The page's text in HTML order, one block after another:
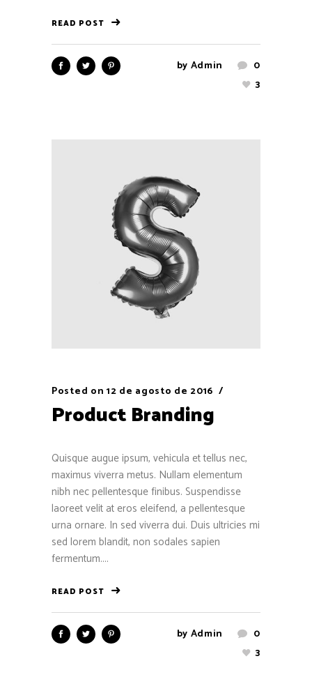
READ POST
by Admin
0
3
Posted on 12 de agosto de 2016
Product Branding
Quisque augue ipsum, vehicula et tellus nec,
maximus viverra metus. Nullam elementum
nibh nec pellentesque finibus. Suspendisse
laoreet velit at eros eleifend, a pellentesque
urna ornare. In sed viverra dui. Duis ultricies mi
sed lorem blandit, non sodales sapien
fermentum....
READ POST
by Admin
0
3